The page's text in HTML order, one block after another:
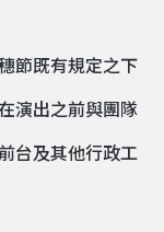
節既有規定之下
演出之前與團隊
台及其他行政工